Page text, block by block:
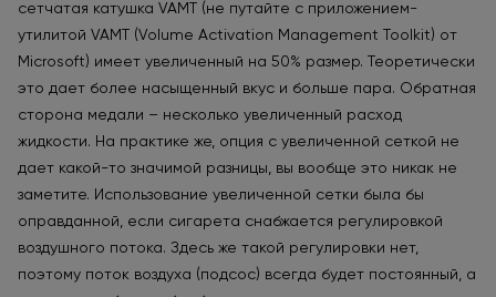
сетчатая катушка VAMT (не путайте с приложением-
утилитой VAMT (Volume Activation Management Toolkit) от
Microsoft) имеет увеличенный на 50% размер. Теоретически
это дает более насыщенный вкус и больше пара. Обратная
сторона медали – несколько увеличенный расход
жидкости. На практике же, опция с увеличенной сеткой не
дает какой-то значимой разницы, вы вообще это никак не
заметите. Использование увеличенной сетки была бы
оправданной, если сигарета снабжается регулировкой
воздушного потока. Здесь же такой регулировки нет,
поэтому поток воздуха (подсос) всегда будет постоянный, а